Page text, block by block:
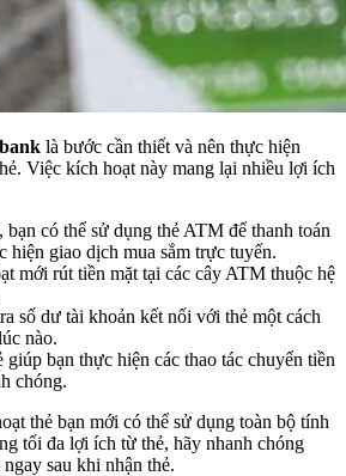
là bước cần thiết và nên thực hiện
Việc kích hoạt này mang lại nhiều lợi ích
bạn có thể sử dụng thẻ ATM để thanh toán
hiện giao dịch mua sắm trực tuyến.
mới rút tiền mặt tại các cây ATM thuộc hệ
số dư tài khoản kết nối với thẻ một cách
nào.
bạn thực hiện các thao tác chuyển tiền
chóng.
thẻ bạn mới có thể sử dụng toàn bộ tính
tối đa lợi ích từ thẻ, hãy nhanh chóng
sau khi nhận thẻ.